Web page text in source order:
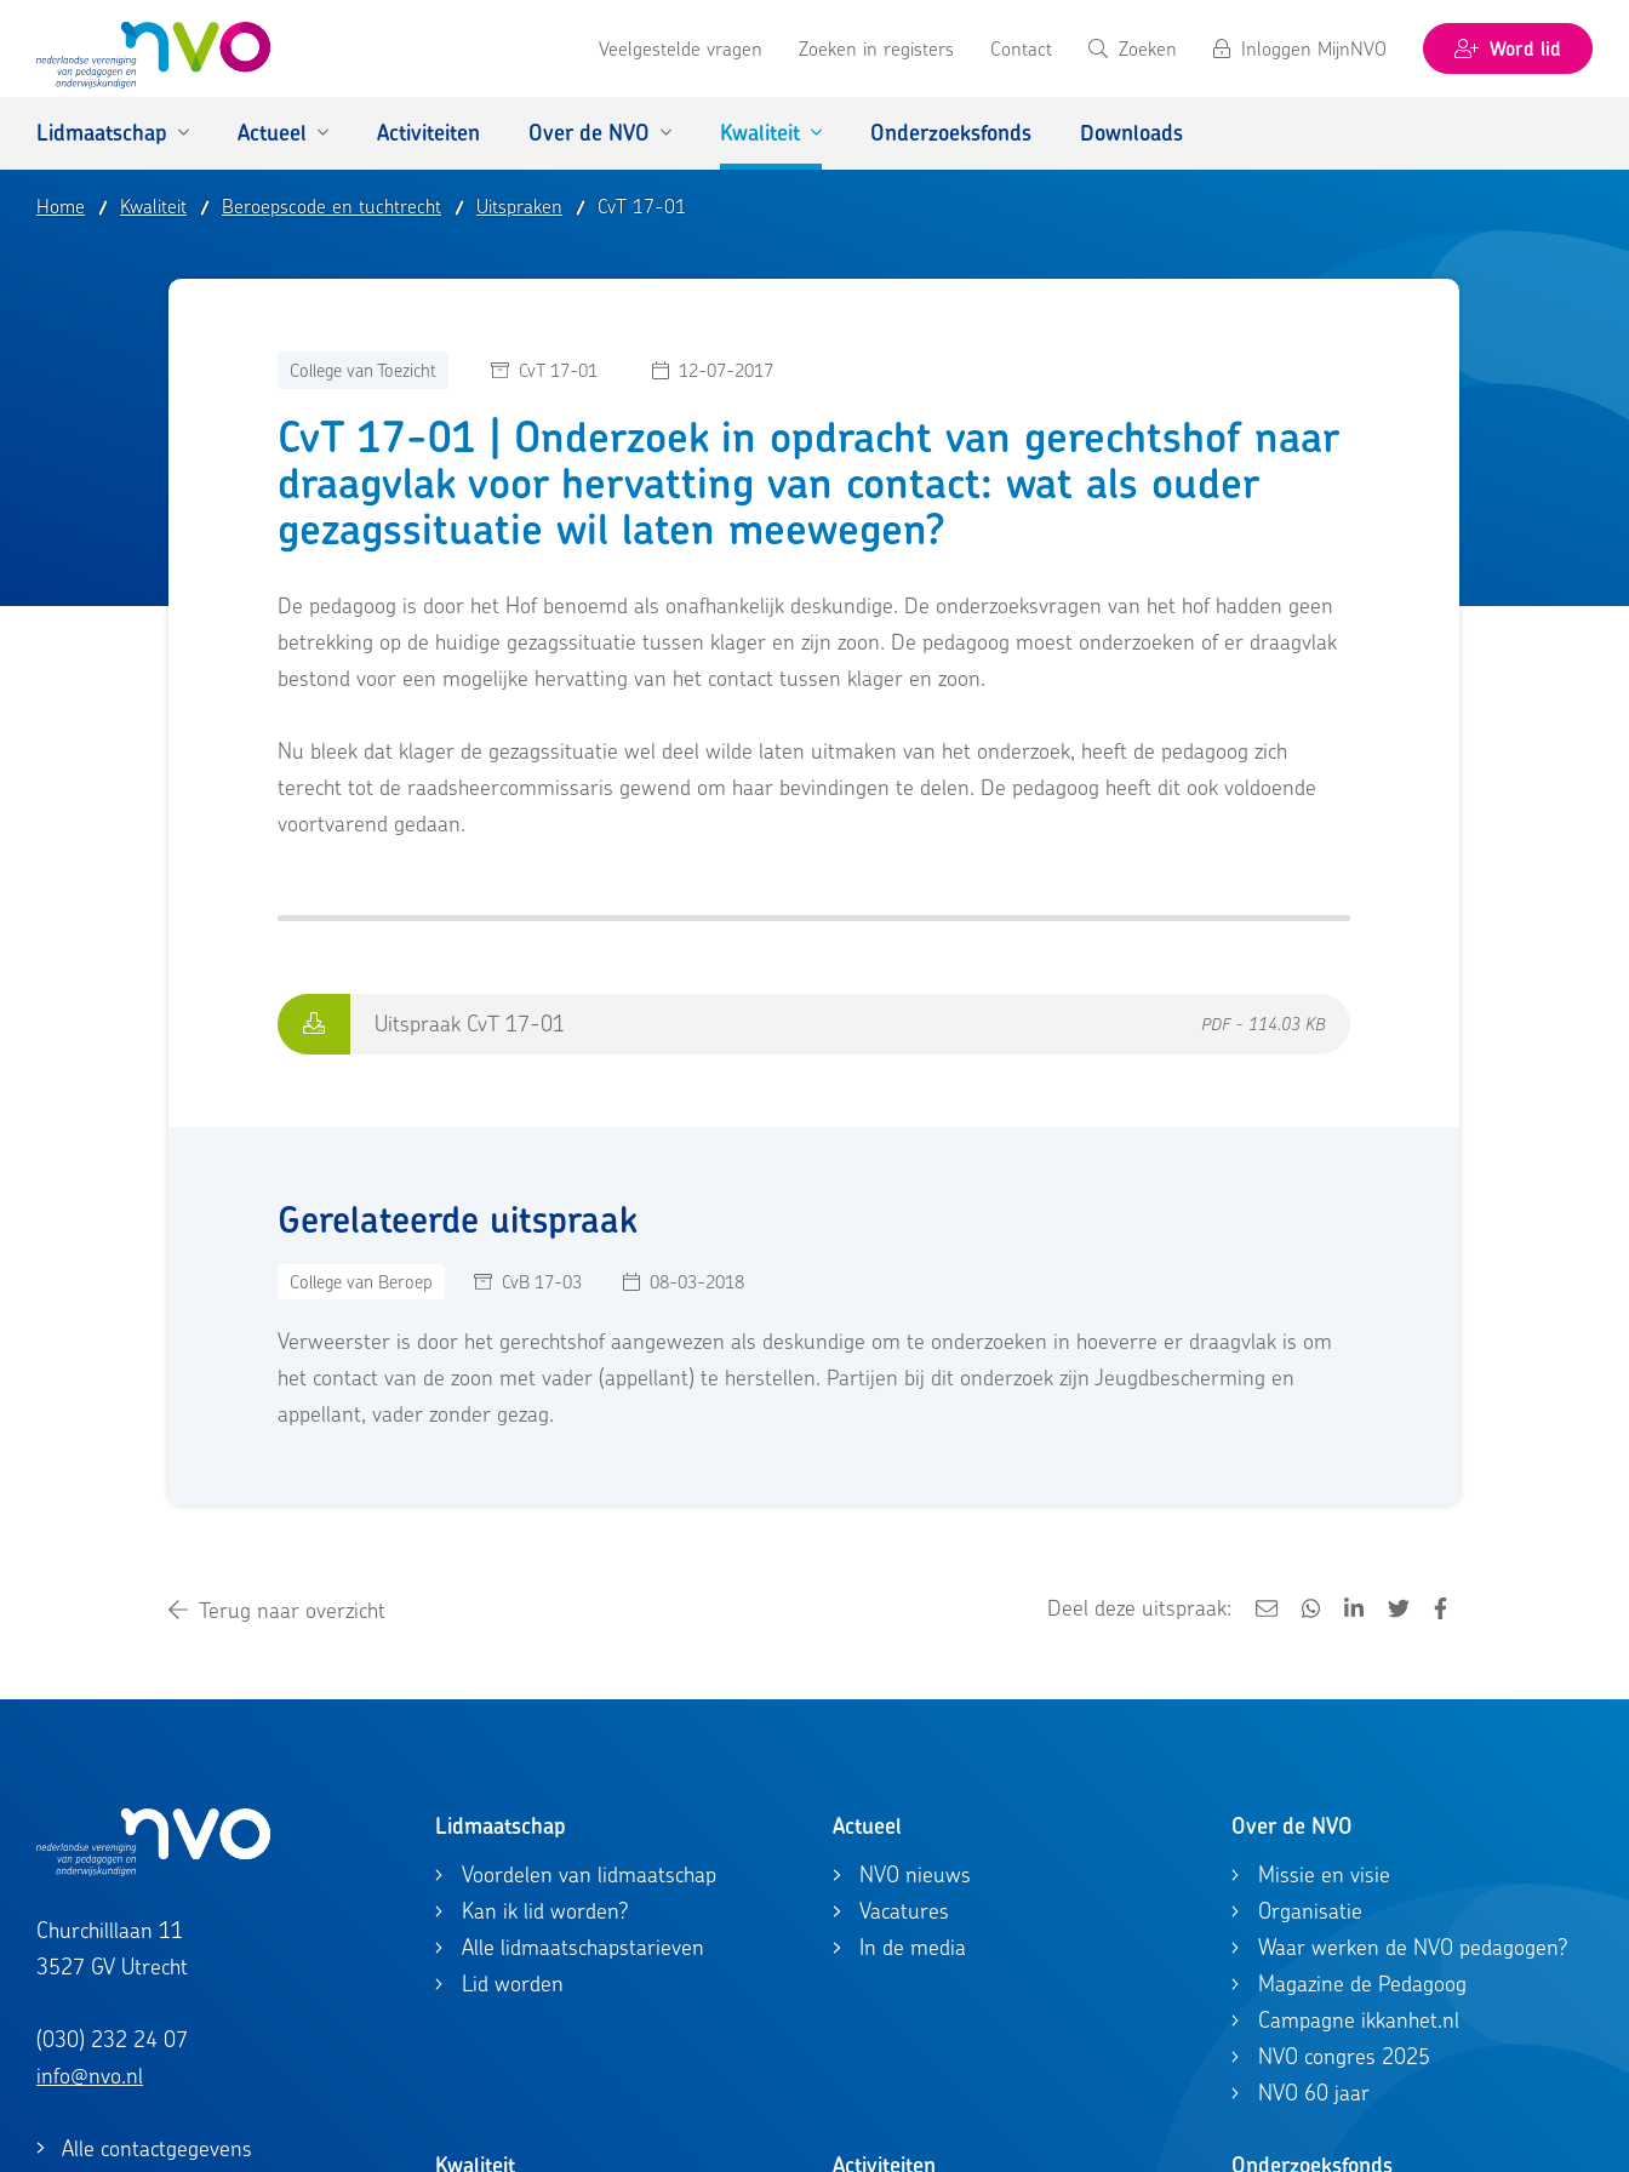
NVO Veelgestelde vragen Zoeken in registers Contact Zoeken Inloggen MijnNVO Word lid
Lidmaatschap Actueel Activiteiten Over de NVO Kwaliteit Onderzoeksfonds Downloads
Home Kwaliteit Beroepscode en tuchtrecht Uitspraken CvT 17-01
College van Toezicht CvT 17-01 12-07-2017
CvT 17-01 | Onderzoek in opdracht van gerechtshof naar
draagvlak voor hervatting van contact: wat als ouder
gezagssituatie wil laten meewegen?
De pedagoog is door het Hof benoemd als onafhankelijk deskundige. De onderzoeksvragen van het hof hadden geen
betrekking op de huidige gezagssituatie tussen klager en zijn zoon. De pedagoog moest onderzoeken of er draagvlak
bestond voor een mogelijke hervatting van het contact tussen klager en zoon.
Nu bleek dat klager de gezagssituatie wel deel wilde laten uitmaken van het onderzoek, heeft de pedagoog zich
terecht tot de raadsheercommissaris gewend om haar bevindingen te delen. De pedagoog heeft dit ook voldoende
voortvarend gedaan.
Uitspraak CvT 17-01 PDF - 114.03 KB
Gerelateerde uitspraak
College van Beroep CvB 17-03 08-03-2018
Verweerster is door het gerechtshof aangewezen als deskundige om te onderzoeken in hoeverre er draagvlak is om
het contact van de zoon met vader (appellant) te herstellen. Partijen bij dit onderzoek zijn Jeugdbescherming en
appellant, vader zonder gezag.
Terug naar overzicht Deel deze uitspraak:
Churchilllaan 11
3527 GV Utrecht
(030) 232 24 07
info@nvo.nl
Alle contactgegevens
Lidmaatschap
Voordelen van lidmaatschap
Kan ik lid worden?
Alle lidmaatschapstarieven
Lid worden
Actueel
NVO nieuws
Vacatures
In de media
Over de NVO
Missie en visie
Organisatie
Waar werken de NVO pedagogen?
Magazine de Pedagoog
Campagne ikkanhet.nl
NVO congres 2025
NVO 60 jaar
Kwaliteit Activiteiten Onderzoeksfonds